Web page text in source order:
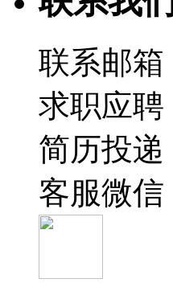
联系邮箱
求职应聘
简历投递
客服微信